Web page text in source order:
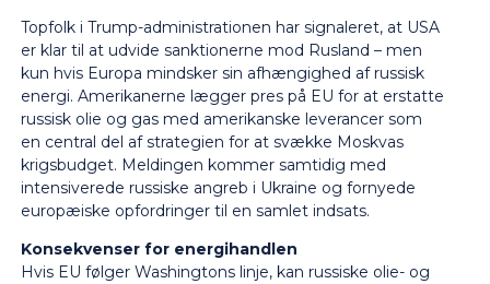
Topfolk i Trump-administrationen har signaleret, at USA
er klar til at udvide sanktionerne mod Rusland – men
kun hvis Europa mindsker sin afhængighed af russisk
energi. Amerikanerne lægger pres på EU for at erstatte
russisk olie og gas med amerikanske leverancer som
en central del af strategien for at svække Moskvas
krigsbudget. Meldingen kommer samtidig med
intensiverede russiske angreb i Ukraine og fornyede
europæiske opfordringer til en samlet indsats.
Konsekvenser for energihandlen
Hvis EU følger Washingtons linje, kan russiske olie- og